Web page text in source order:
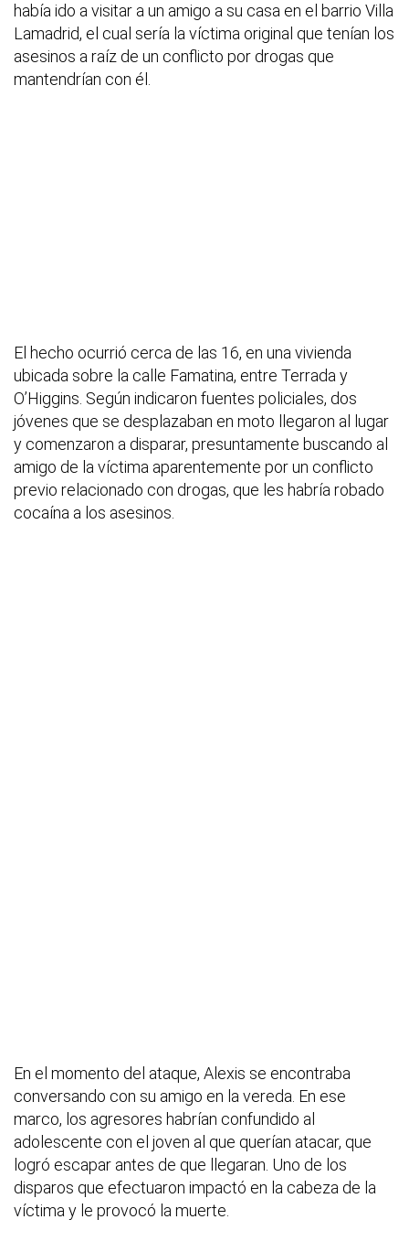
había ido a visitar a un amigo a su casa en el barrio Villa
Lamadrid, el cual sería la víctima original que tenían los
asesinos a raíz de un conflicto por drogas que
mantendrían con él.
El hecho ocurrió cerca de las 16, en una vivienda
ubicada sobre la calle Famatina, entre Terrada y
O’Higgins. Según indicaron fuentes policiales, dos
jóvenes que se desplazaban en moto llegaron al lugar
y comenzaron a disparar, presuntamente buscando al
amigo de la víctima aparentemente por un conflicto
previo relacionado con drogas, que les habría robado
cocaína a los asesinos.
En el momento del ataque, Alexis se encontraba
conversando con su amigo en la vereda. En ese
marco, los agresores habrían confundido al
adolescente con el joven al que querían atacar, que
logró escapar antes de que llegaran. Uno de los
disparos que efectuaron impactó en la cabeza de la
víctima y le provocó la muerte.